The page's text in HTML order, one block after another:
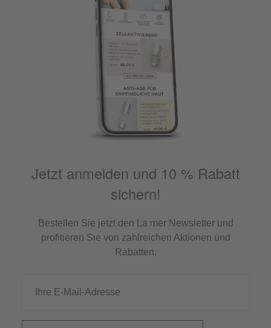
Jetzt anmelden und 10 % Rabatt
sichern!
Bestellen Sie jetzt den La mer Newsletter und
profitieren Sie von zahlreichen Aktionen und
Rabatten.